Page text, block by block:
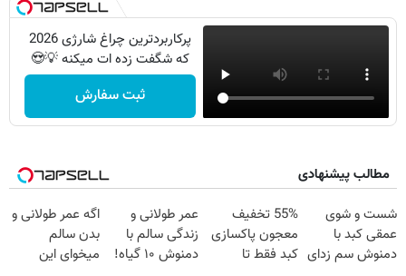
پرکاربردترین چراغ شارژی 2026
که شگفت زده ات میکنه 💡😍
ثبت سفارش
مطالب پیشنهادی
شست و شوی
عمقی کبد با
دمنوش سم زدای
55% تخفیف
معجون پاکسازی
کبد فقط تا
عمر طولانی و
زندگی سالم با
دمنوش ۱۰ گیاه!
اگه عمر طولانی و
بدن سالم
میخوای این